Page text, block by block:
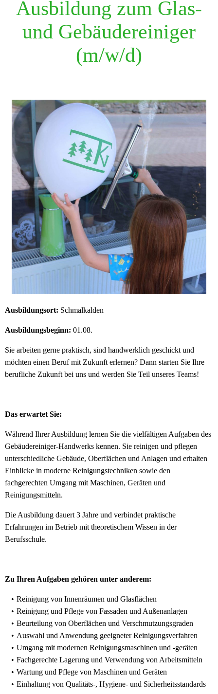
Ausbildung zum Glas-
und Gebäudereiniger
(m/w/d)
Ausbildungsort: Schmalkalden
Ausbildungsbeginn: 01.08.
Sie arbeiten gerne praktisch, sind handwerklich geschickt und
möchten einen Beruf mit Zukunft erlernen? Dann starten Sie Ihre
berufliche Zukunft bei uns und werden Sie Teil unseres Teams!
Das erwartet Sie:
Während Ihrer Ausbildung lernen Sie die vielfältigen Aufgaben des
Gebäudereiniger-Handwerks kennen. Sie reinigen und pflegen
unterschiedliche Gebäude, Oberflächen und Anlagen und erhalten
Einblicke in moderne Reinigungstechniken sowie den
fachgerechten Umgang mit Maschinen, Geräten und
Reinigungsmitteln.
Die Ausbildung dauert 3 Jahre und verbindet praktische
Erfahrungen im Betrieb mit theoretischem Wissen in der
Berufsschule.
Zu Ihren Aufgaben gehören unter anderem:
Reinigung von Innenräumen und Glasflächen
Reinigung und Pflege von Fassaden und Außenanlagen
Beurteilung von Oberflächen und Verschmutzungsgraden
Auswahl und Anwendung geeigneter Reinigungsverfahren
Umgang mit modernen Reinigungsmaschinen und -geräten
Fachgerechte Lagerung und Verwendung von Arbeitsmitteln
Wartung und Pflege von Maschinen und Geräten
Einhaltung von Qualitäts-, Hygiene- und Sicherheitsstandards